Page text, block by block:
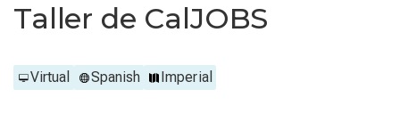
Taller de CalJOBS
Virtual Spanish Imperial